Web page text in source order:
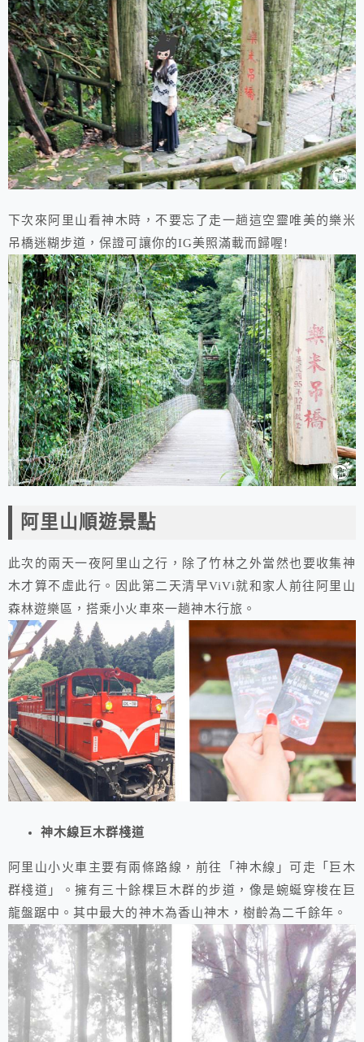
下次來阿里山看神木時，不要忘了走一趟這空靈唯美的樂米
吊橋迷糊步道，保證可讓你的IG美照滿載而歸喔!
阿里山順遊景點
此次的兩天一夜阿里山之行，除了竹林之外當然也要收集神
木才算不虛此行。因此第二天清早ViVi就和家人前往阿里山
森林遊樂區，搭乘小火車來一趟神木行旅。
神木線巨木群棧道
阿里山小火車主要有兩條路線，前往「神木線」可走「巨木
群棧道」。擁有三十餘棵巨木群的步道，像是蜿蜒穿梭在巨
龍盤踞中。其中最大的神木為香山神木，樹齡為二千餘年。